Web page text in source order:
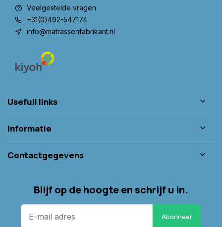
Veelgestelde vragen
+31(0)492-547174
info@matrassenfabrikant.nl
Usefull links
Informatie
Contactgegevens
Blijf op de hoogte en schrijf u in.
Abonneer